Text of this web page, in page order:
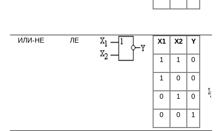
ИЛИ-НЕ ЛЕ X1 X2 Y
1 1 0
1 0 0
0 1 0
0 0 1